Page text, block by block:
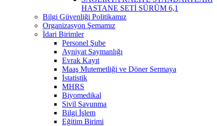
HASTANE SETİ SÜRÜM 6,1
Bilgi Güvenliği Politikamız
Organizasyon Şemamız
İdari Birimler
Personel Şube
Ayniyat Saymanlığı
Evrak Kayıt
Maaş Mutemetliği ve Döner Sermaya
İstatistik
MHRS
Biyomedikal
Sivil Savunma
Bilgi İşlem
Eğitim Birimi